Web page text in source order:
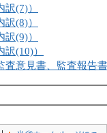
(7)）
(8)）
(9)）
(10)）
意見書、監査報告